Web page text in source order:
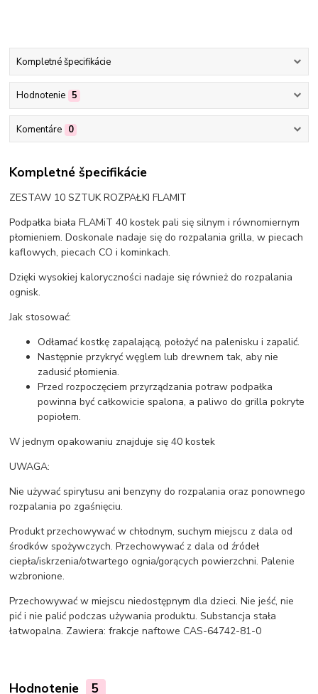
Kompletné špecifikácie
Hodnotenie 5
Komentáre 0
Kompletné špecifikácie
ZESTAW 10 SZTUK ROZPAŁKI FLAMIT
Podpałka biała FLAMiT 40 kostek pali się silnym i równomiernym
płomieniem. Doskonale nadaje się do rozpalania grilla, w piecach
kaflowych, piecach CO i kominkach.
Dzięki wysokiej kaloryczności nadaje się również do rozpalania
ognisk.
Jak stosować:
Odłamać kostkę zapalającą, położyć na palenisku i zapalić.
Następnie przykryć węglem lub drewnem tak, aby nie
zadusić płomienia.
Przed rozpoczęciem przyrządzania potraw podpałka
powinna być całkowicie spalona, a paliwo do grilla pokryte
popiołem.
W jednym opakowaniu znajduje się 40 kostek
UWAGA:
Nie używać spirytusu ani benzyny do rozpalania oraz ponownego
rozpalania po zgaśnięciu.
Produkt przechowywać w chłodnym, suchym miejscu z dala od
środków spożywczych. Przechowywać z dala od źródeł
ciepła/iskrzenia/otwartego ognia/gorących powierzchni. Palenie
wzbronione.
Przechowywać w miejscu niedostępnym dla dzieci. Nie jeść, nie
pić i nie palić podczas używania produktu. Substancja stała
łatwopalna. Zawiera: frakcje naftowe CAS-64742-81-0
Hodnotenie 5